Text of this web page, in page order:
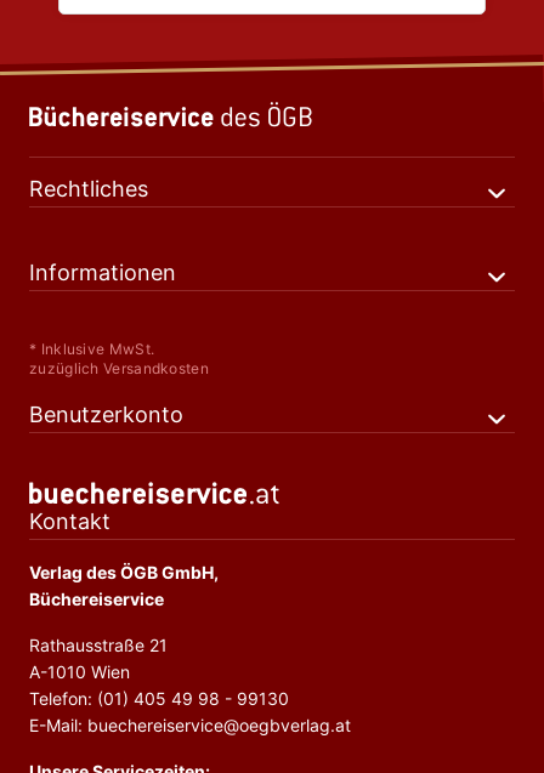
Rechtliches
Informationen
* Inklusive MwSt.
zuzüglich Versandkosten
Benutzerkonto
Kontakt
Verlag des ÖGB GmbH,
Büchereiservice
Rathausstraße 21
A-1010 Wien
Telefon: (01) 405 49 98 - 99130
E-Mail: buechereiservice@oegbverlag.at